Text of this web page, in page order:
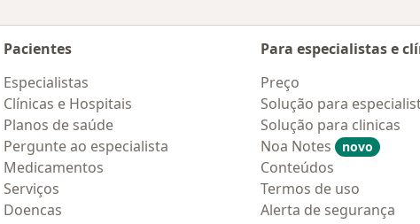
Pacientes
Especialistas
Clínicas e Hospitais
Planos de saúde
Pergunte ao especialista
Medicamentos
Serviços
Doencas
Para especialistas e
Preço
Solução para
Solução para clinicas
Noa Notes
novo
Conteúdos
Termos de uso
Alerta de segurança